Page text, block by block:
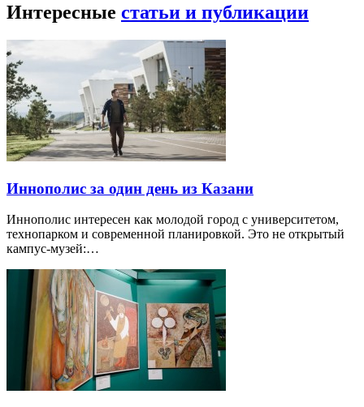
Интересные статьи и публикации
Иннополис за один день из Казани
Иннополис интересен как молодой город с университетом,
технопарком и современной планировкой. Это не открытый
кампус-музей:…